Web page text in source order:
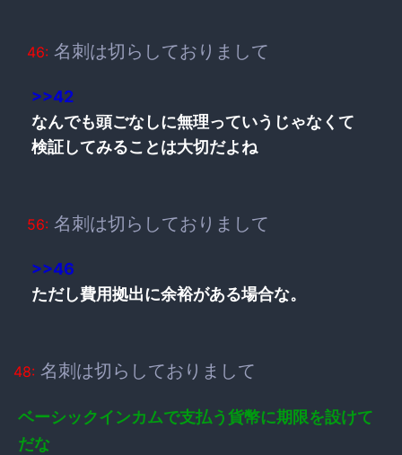
46: 名刺は切らしておりまして
>>42
なんでも頭ごなしに無理っていうじゃなくて
検証してみることは大切だよね
56: 名刺は切らしておりまして
>>46
ただし費用拠出に余裕がある場合な。
48: 名刺は切らしておりまして
ベーシックインカムで支払う貨幣に期限を設けて
だな